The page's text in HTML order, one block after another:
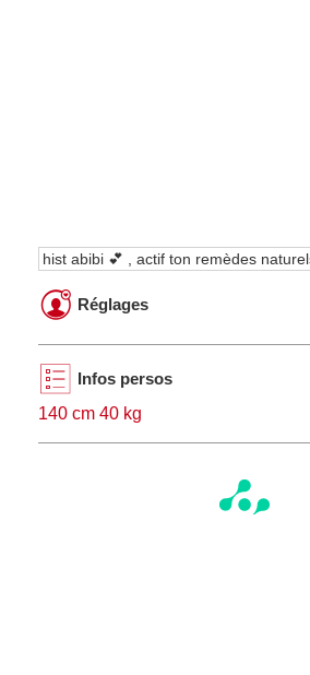
hist abibi 💕 , actif ton remèdes
Réglages
Infos persos
140 cm 40 kg